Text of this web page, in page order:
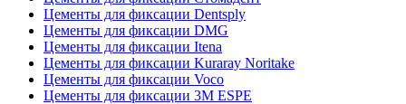
Цементы для фиксации Dentsply
Цементы для фиксации DMG
Цементы для фиксации Itena
Цементы для фиксации Kuraray Noritake
Цементы для фиксации Voco
Цементы для фиксации 3M ESPE